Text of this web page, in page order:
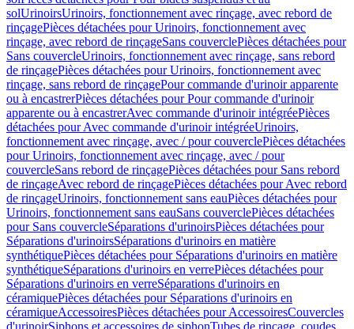
solUrinoirsUrinoirs, fonctionnement avec rinçage, avec rebord de
rinçagePièces détachées pour Urinoirs, fonctionnement avec
rinçage, avec rebord de rinçageSans couverclePièces détachées pour
Sans couvercleUrinoirs, fonctionnement avec rinçage, sans rebord
de rinçagePièces détachées pour Urinoirs, fonctionnement avec
rinçage, sans rebord de rinçagePour commande d'urinoir apparente
ou à encastrerPièces détachées pour Pour commande d'urinoir
apparente ou à encastrerAvec commande d'urinoir intégréePièces
détachées pour Avec commande d'urinoir intégréeUrinoirs,
fonctionnement avec rinçage, avec / pour couverclePièces détachées
pour Urinoirs, fonctionnement avec rinçage, avec / pour
couvercleSans rebord de rinçagePièces détachées pour Sans rebord
de rinçageAvec rebord de rinçagePièces détachées pour Avec rebord
de rinçageUrinoirs, fonctionnement sans eauPièces détachées pour
Urinoirs, fonctionnement sans eauSans couverclePièces détachées
pour Sans couvercleSéparations d'urinoirsPièces détachées pour
Séparations d'urinoirsSéparations d'urinoirs en matière
synthétiquePièces détachées pour Séparations d'urinoirs en matière
synthétiqueSéparations d'urinoirs en verrePièces détachées pour
Séparations d'urinoirs en verreSéparations d'urinoirs en
céramiquePièces détachées pour Séparations d'urinoirs en
céramiqueAccessoiresPièces détachées pour AccessoiresCouvercles
d'urinoirSiphons et accessoires de siphonTubes de rinçage, coudes